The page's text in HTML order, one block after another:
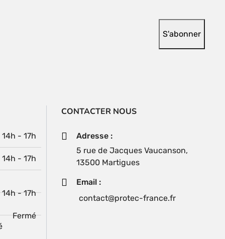
- 17h
- 17h
- 17h
Fermé
CONTACTER NOUS
Adresse :
5 rue de Jacques Vaucanson,
13500 Martigues
Email :
contact@protec-france.fr